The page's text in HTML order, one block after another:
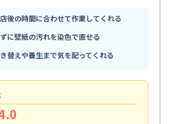
後の時間に合わせて作業してくれる
に壁紙の汚れを染色で直せる
替えや養生まで気を配ってくれる